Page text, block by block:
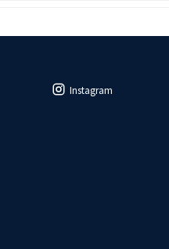
Instagram